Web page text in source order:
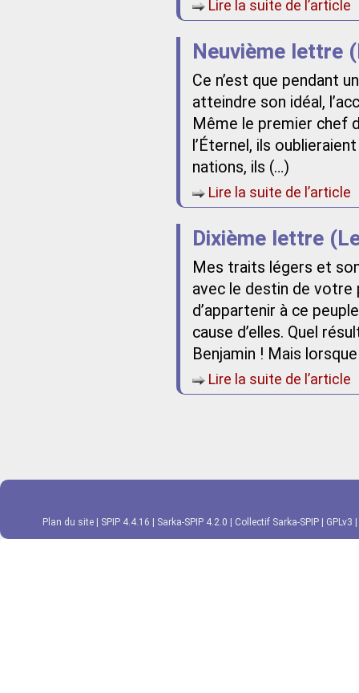
Lire la suite de l’article
Neuvième lettre
Ce n’est que pendant
atteindre son idéal,
Même le premier chef
l’Éternel, ils
nations, ils (…)
Lire la suite de l’article
Dixième lettre
Mes traits légers et
avec le destin de votre
d’appartenir à ce
cause d’elles. Quel
Benjamin ! Mais
Lire la suite de l’article
Plan du site SPIP 4.4.16 Sarka-SPIP 4.2.0 Collectif Sarka-SPIP GPLv3